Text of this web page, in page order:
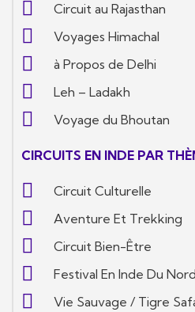
Circuit au Rajasthan
Voyages Himachal
à Propos de Delhi
Leh – Ladakh
Voyage du Bhoutan
CIRCUITS EN INDE PAR
Circuit Culturelle
Aventure Et Trekking
Circuit Bien-Être
Festival En Inde Du Nord
Vie Sauvage / Tigre